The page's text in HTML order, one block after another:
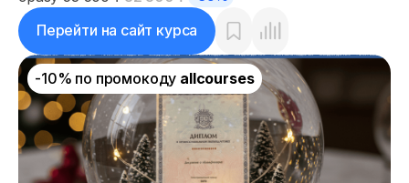
Перейти на сайт курса
-10% по промокоду allcourses